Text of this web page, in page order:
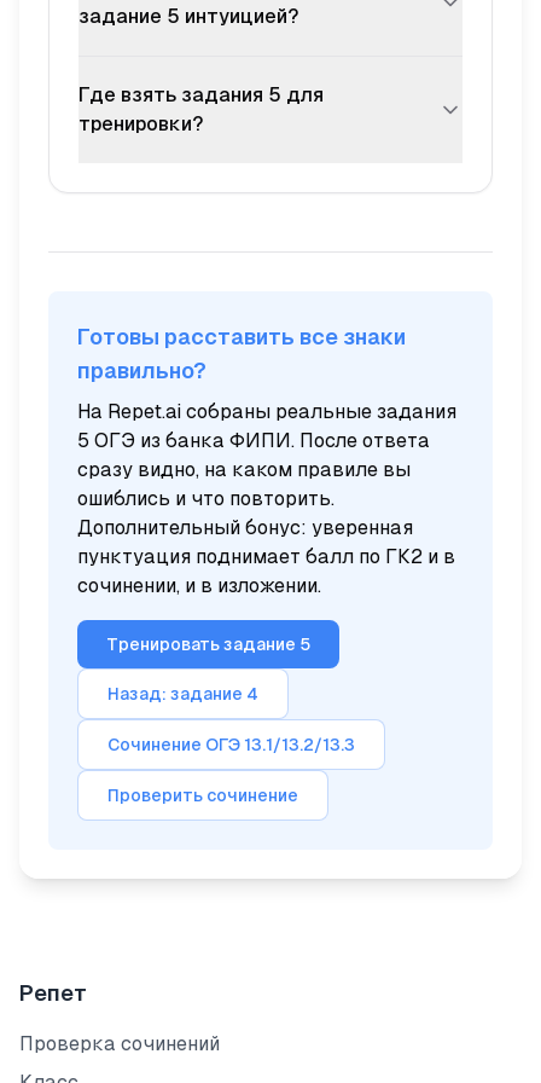
кавычки» — да, обе позиции (открывающую
кавычки тоже считаются знаками, обе
цифры тоже идут в ответ.
задание 5 интуицией?
чутьё. Но риск высок: ФИПИ специально
подбирает предложения с «обманчиво
Где взять задания 5 для
тренировки?
тренажёр Repet.ai с пояснениями к каждой
Готовы расставить все знаки
правильно?
На Repet.ai собраны реальные задания
5 ОГЭ из банка ФИПИ. После ответа
сразу видно, на каком правиле вы
ошиблись и что повторить.
Дополнительный бонус: уверенная
пунктуация поднимает балл по ГК2 и в
сочинении, и в изложении.
Тренировать задание 5
Назад: задание 4
Сочинение ОГЭ 13.1/13.2/13.3
Проверить сочинение
Репет
Проверка сочинений